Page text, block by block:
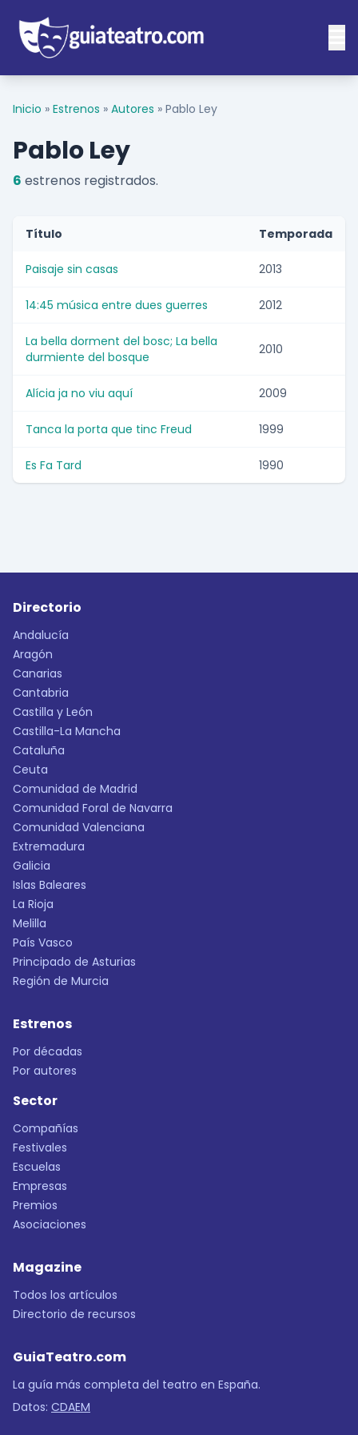
Inicio » Estrenos » Autores » Pablo Ley
Pablo Ley
6 estrenos registrados.
Título Temporada
Paisaje sin casas 2013
14:45 música entre dues guerres 2012
La bella dorment del bosc; La bella
durmiente del bosque
2010
Alícia ja no viu aquí 2009
Tanca la porta que tinc Freud 1999
Es Fa Tard 1990
Directorio
Andalucía
Aragón
Canarias
Cantabria
Castilla y León
Castilla-La Mancha
Cataluña
Ceuta
Comunidad de Madrid
Comunidad Foral de Navarra
Comunidad Valenciana
Extremadura
Galicia
Islas Baleares
La Rioja
Melilla
País Vasco
Principado de Asturias
Región de Murcia
Estrenos
Por décadas
Por autores
Sector
Compañías
Festivales
Escuelas
Empresas
Premios
Asociaciones
Magazine
Todos los artículos
Directorio de recursos
GuiaTeatro.com
La guía más completa del teatro en España.
Datos: CDAEM